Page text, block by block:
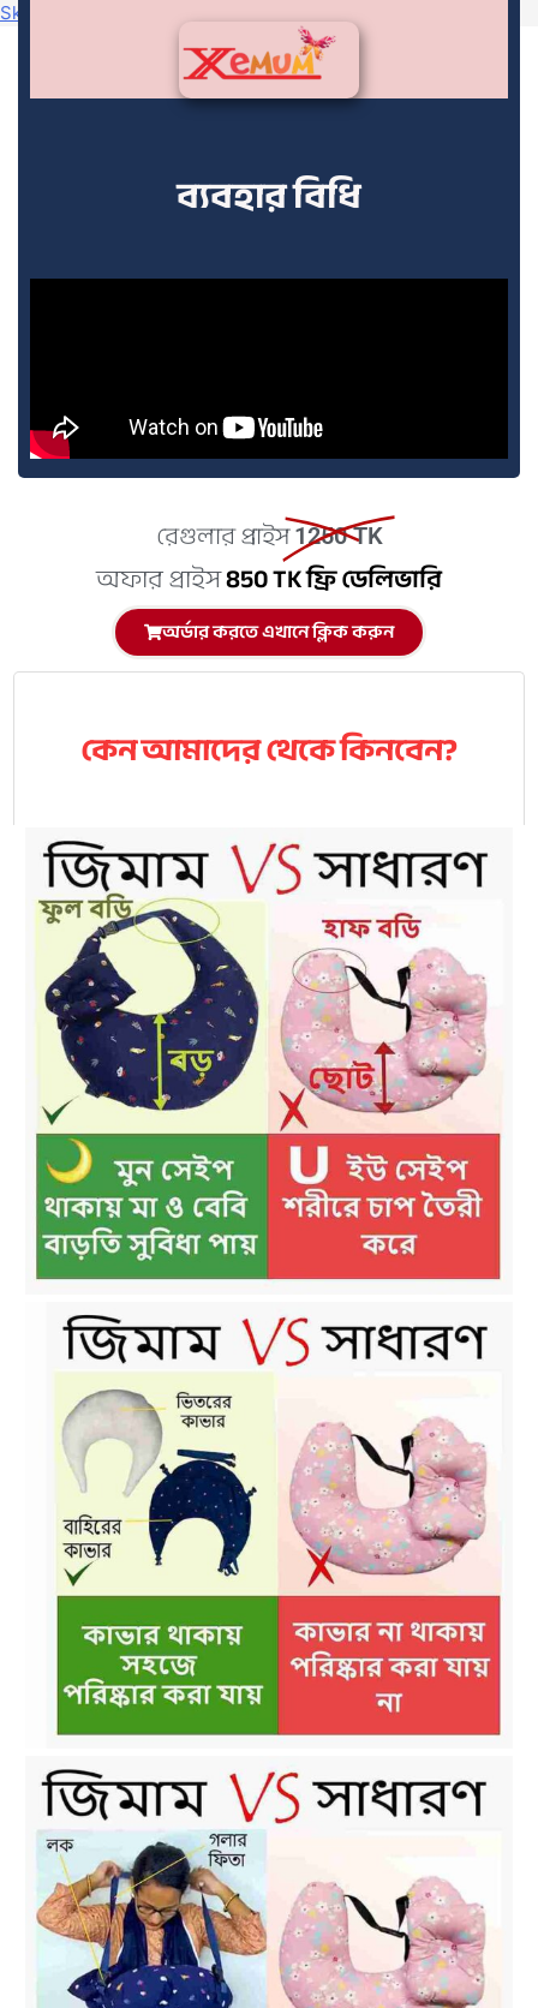
Skip to navigation
ব্যবহার বিধি
রেগুলার প্রাইস 1250 TK
অফার প্রাইস850 TK ফ্রি ডেলিভারি
অর্ডার করতে এখানে ক্লিক করুন
কেন আমাদের থেকে কিনবেন?